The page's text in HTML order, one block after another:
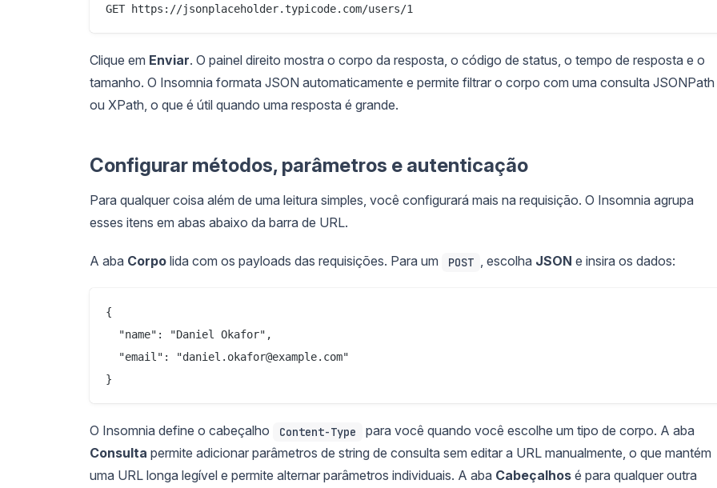
Clique em Enviar. O painel direito mostra o corpo da resposta, o código de status, o tempo de resposta e o
tamanho. O Insomnia formata JSON automaticamente e permite filtrar o corpo com uma consulta JSONPath
ou XPath, o que é útil quando uma resposta é grande.
Configurar métodos, parâmetros e autenticação
Para qualquer coisa além de uma leitura simples, você configurará mais na requisição. O Insomnia agrupa
esses itens em abas abaixo da barra de URL.
A aba Corpo lida com os payloads das requisições. Para um POST , escolha JSON e insira os dados:
{
  "name": "Daniel Okafor",
  "email": "daniel.okafor@example.com"
O Insomnia define o cabeçalho Content-Type
para você quando você escolhe um tipo de corpo. A aba
Consulta permite adicionar parâmetros de string de consulta sem editar a URL manualmente, o que mantém
uma URL longa legível e permite alternar parâmetros individuais. A aba Cabeçalhos é para qualquer outra